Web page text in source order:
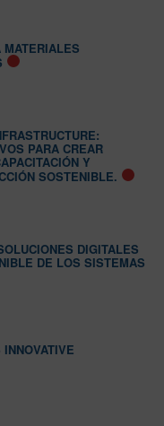
PARA CREAR
Y
SOSTENIBLE.
DIGITALES
DE LOS SISTEMAS